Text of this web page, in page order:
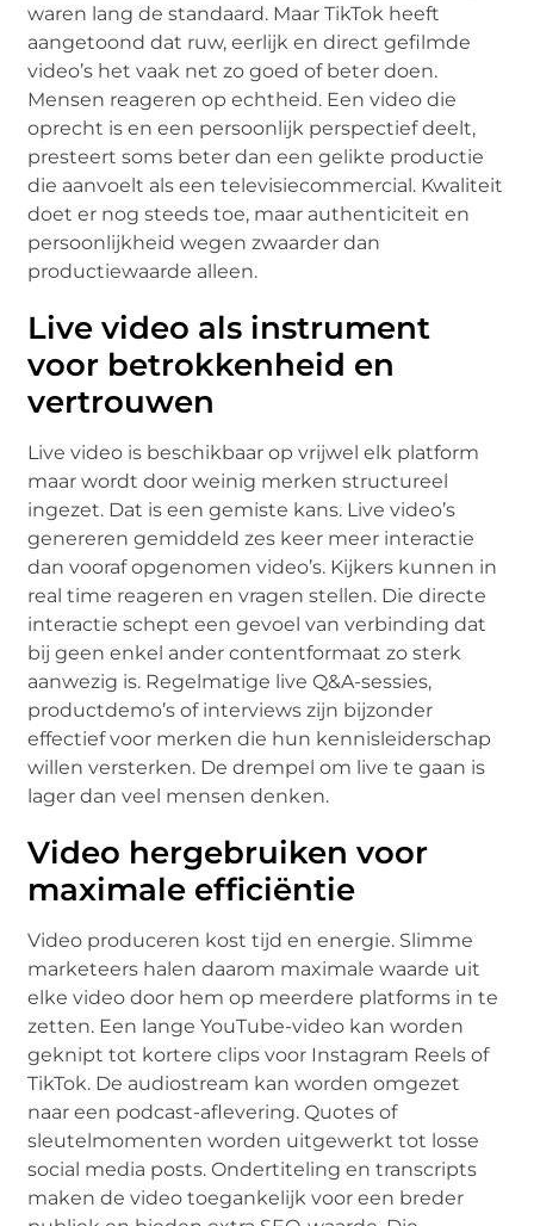
waren lang de standaard. Maar TikTok heeft
aangetoond dat ruw, eerlijk en direct gefilmde
video’s het vaak net zo goed of beter doen.
Mensen reageren op echtheid. Een video die
oprecht is en een persoonlijk perspectief deelt,
presteert soms beter dan een gelikte productie
die aanvoelt als een televisiecommercial. Kwaliteit
doet er nog steeds toe, maar authenticiteit en
persoonlijkheid wegen zwaarder dan
productiewaarde alleen.
Live video als instrument
voor betrokkenheid en
vertrouwen
Live video is beschikbaar op vrijwel elk platform
maar wordt door weinig merken structureel
ingezet. Dat is een gemiste kans. Live video’s
genereren gemiddeld zes keer meer interactie
dan vooraf opgenomen video’s. Kijkers kunnen in
real time reageren en vragen stellen. Die directe
interactie schept een gevoel van verbinding dat
bij geen enkel ander contentformaat zo sterk
aanwezig is. Regelmatige live Q&A-sessies,
productdemo’s of interviews zijn bijzonder
effectief voor merken die hun kennisleiderschap
willen versterken. De drempel om live te gaan is
lager dan veel mensen denken.
Video hergebruiken voor
maximale efficiëntie
Video produceren kost tijd en energie. Slimme
marketeers halen daarom maximale waarde uit
elke video door hem op meerdere platforms in te
zetten. Een lange YouTube-video kan worden
geknipt tot kortere clips voor Instagram Reels of
TikTok. De audiostream kan worden omgezet
naar een podcast-aflevering. Quotes of
sleutelmomenten worden uitgewerkt tot losse
social media posts. Ondertiteling en transcripts
maken de video toegankelijk voor een breder